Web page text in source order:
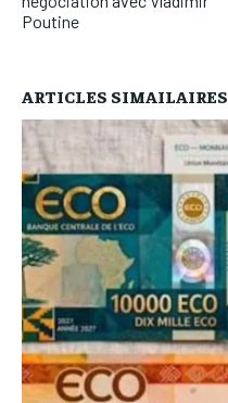
Poutine
ARTICLES SIMAILAIRES